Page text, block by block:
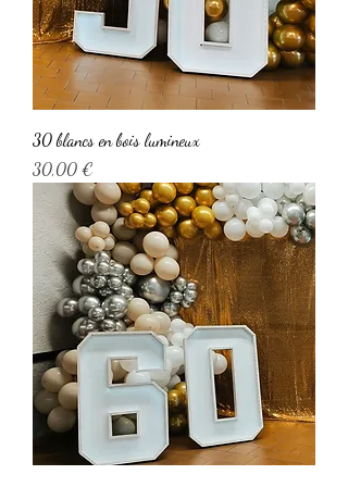
30 blancs en bois lumineux
Prix
30,00 €